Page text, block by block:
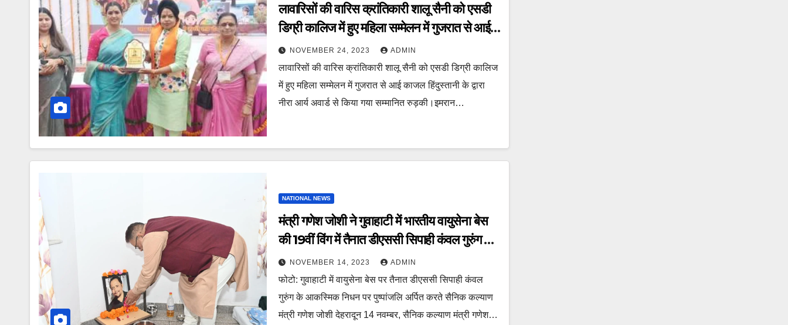
लावारिसों की वारिस क्रांतिकारी शालू सैनी को एसडी
डिग्री कालिज में हुए महिला सम्मेलन में गुजरात से आई
काजल हिंदुस्तानी के द्वारा नीरा आर्य अवार्ड से किया
गया सम्मानित
NOVEMBER 24, 2023 ADMIN
लावारिसों की वारिस क्रांतिकारी शालू सैनी को एसडी डिग्री कालिज
में हुए महिला सम्मेलन में गुजरात से आई काजल हिंदुस्तानी के द्वारा
नीरा आर्य अवार्ड से किया गया सम्मानित रुड़की।इमरान…
NATIONAL NEWS
मंत्री गणेश जोशी ने गुवाहाटी में भारतीय वायुसेना बेस
की 19वीं विंग में तैनात डीएससी सिपाही कंवल गुरुंग के
आकस्मिक निधन पर उन्हें आवास पहुॅचकर पुष्पांजलि
अर्पित की
NOVEMBER 14, 2023 ADMIN
फोटो: गुवाहाटी में वायुसेना बेस पर तैनात डीएससी सिपाही कंवल
गुरुंग के आकस्मिक निधन पर पुष्पांजलि अर्पित करते सैनिक कल्याण
मंत्री गणेश जोशी देहरादून 14 नवम्बर, सैनिक कल्याण मंत्री गणेश…